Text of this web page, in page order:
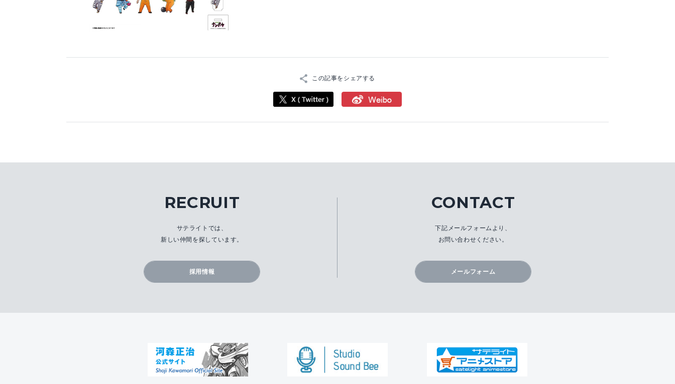
この記事をシェアする
RECRUIT
サテライトでは、
新しい仲間を探しています。
採用情報
CONTACT
下記メールフォームより、
お問い合わせください。
メールフォーム